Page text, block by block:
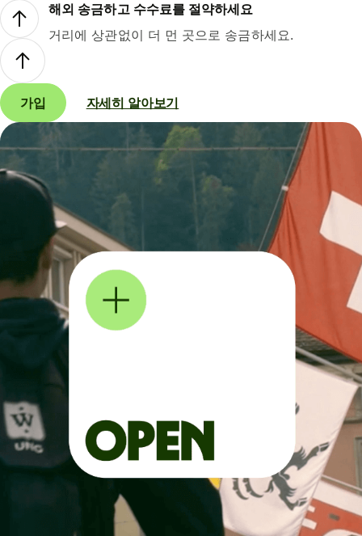
해외 송금하고 수수료를 절약하세요
거리에 상관없이 더 먼 곳으로 송금하세요.
가입 자세히 알아보기